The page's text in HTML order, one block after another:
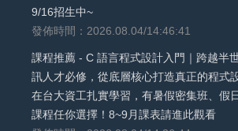
9/16招生中~
發佈時間：2026.08.04/14:46:41
課程推薦 - C 語言程式設計入門｜跨越半
訊人才必修，從底層核心打造真正的程式
在台大資工扎實學習，有暑假密集班、假
課程任你選擇！8~9月課表請進此觀看